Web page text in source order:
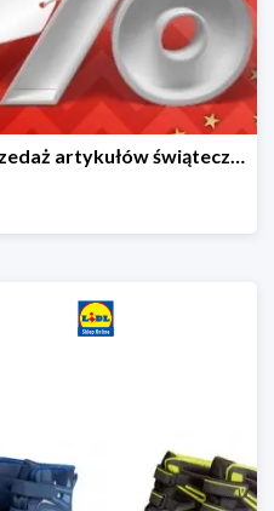
Wyprzedaż artykułów świątecznych w Lidlu Online